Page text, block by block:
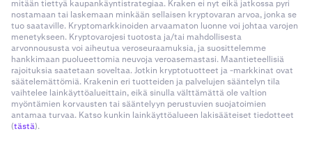
pienentävät avoimia positioita lisäämättä riskiä.
• Sound Events: Mukauta äänimerkit seuraaville:
Error, Filled, Partially filled, Placed ja Rejected.
• Button labels:Automaattisesti luodut etiketit
tiivistävät toimeksiannon asetukset (esim. ”Buy
Mkt 15%, 1TP/1SL"). Voit myös luoda
mukautettuja nimiä tunnistamisen
mitään tiettyä kaupankäyntistrategiaa. Kraken ei nyt eikä jatkossa pyri
nostamaan tai laskemaan minkään sellaisen kryptovaran arvoa, jonka se
tuo saataville. Kryptomarkkinoiden arvaamaton luonne voi johtaa varojen
menetykseen. Kryptovarojesi tuotosta ja/tai mahdollisesta
arvonnoususta voi aiheutua veroseuraamuksia, ja suosittelemme
hankkimaan puolueettomia neuvoja veroasemastasi. Maantieteellisiä
rajoituksia saatetaan soveltaa. Jotkin kryptotuotteet ja -markkinat ovat
säätelemättömiä. Krakenin eri tuotteiden ja palvelujen sääntelyn tila
vaihtelee lainkäyttöalueittain, eikä sinulla välttämättä ole valtion
myöntämien korvausten tai sääntelyyn perustuvien suojatoimien
antamaa turvaa. Katso kunkin lainkäyttöalueen lakisääteiset tiedotteet
(tästä).